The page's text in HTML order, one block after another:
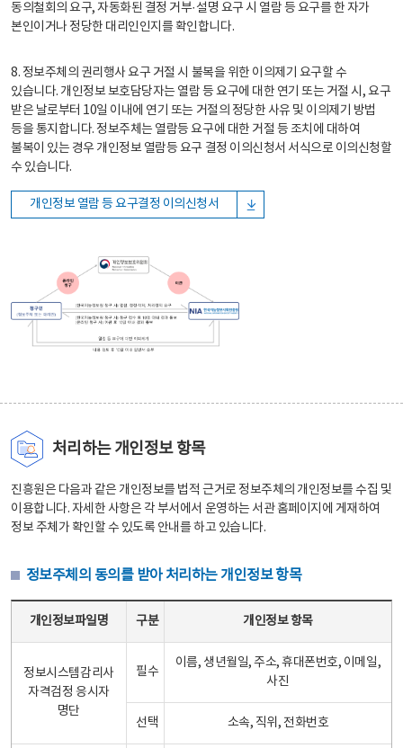
동의철회의 요구, 자동화된 결정 거부·설명 요구 시 열람 등 요구를 한 자가
본인이거나 정당한 대리인인지를 확인합니다.
8. 정보주체의 권리행사 요구 거절 시 불복을 위한 이의제기 요구할 수
있습니다. 개인정보 보호담당자는 열람 등 요구에 대한 연기 또는 거절 시, 요구
받은 날로부터 10일 이내에 연기 또는 거절의 정당한 사유 및 이의제기 방법
등을 통지합니다. 정보주체는 열람등 요구에 대한 거절 등 조치에 대하여
불복이 있는 경우 개인정보 열람등 요구 결정 이의신청서 서식으로 이의신청할
수 있습니다.
개인정보 열람 등 요구결정 이의신청서
처리하는 개인정보 항목
진흥원은 다음과 같은 개인정보를 법적 근거로 정보주체의 개인정보를 수집 및
이용합니다. 자세한 사항은 각 부서에서 운영하는 서관 홈페이지에 게재하여
정보 주체가 확인할 수 있도록 안내를 하고 있습니다.
정보주체의 동의를 받아 처리하는 개인정보 항목
개인정보파일명 구분 개인정보 항목
정보시스템감리사
자격검정 응시자
명단
필수
이름, 생년월일, 주소, 휴대폰번호, 이메일,
사진
선택 소속, 직위, 전화번호